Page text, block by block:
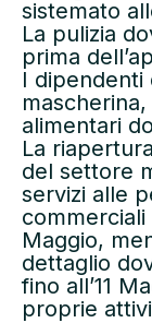
sistemato
La pulizia
prima
I dipendenti
alimentari
La
del settore
servizi alle
commerciali
Maggio,
dettaglio
fino all’11
proprie